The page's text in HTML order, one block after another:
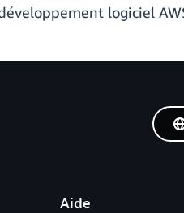
logiciel
Aide